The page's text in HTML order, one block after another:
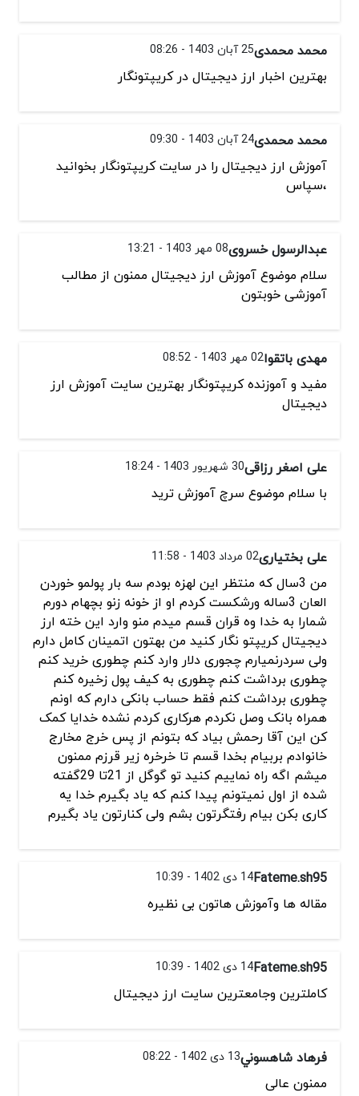
محمد محمدی25 آبان 1403 - 08:26
بهترین اخبار ارز دیجیتال در کریپتونگار
محمد محمدی24 آبان 1403 - 09:30
آموزش ارز دیجیتال را در سایت کریپتونگار بخوانید
،سپاس
عبدالرسول خسروی08 مهر 1403 - 13:21
سلام موضوع آموزش ارز دیجیتال ممنون از مطالب
آموزشی خوبتون
مهدی باتقوا02 مهر 1403 - 08:52
مفید و آموزنده کریپتونگار بهترین سایت آموزش ارز
دیجیتال
علی اصغر رزاقی30 شهریور 1403 - 18:24
با سلام موضوع سرچ آموزش ترید
علی بختیاری02 مرداد 1403 - 11:58
من 3سال که منتظر این لهزه بودم سه بار پولمو خوردن
العان 3ساله ورشکست کردم او از خونه زنو بچهام دورم
شمارا به خدا وه قران قسم میدم منو وارد این خته ارز
دیجیتال کریپتو نگار کنید من بهتون اتمینان کامل دارم
ولی سردرنمیارم چجوری دلار وارد کنم چطوری خرید کنم
چطوری برداشت کنم چطوری به کیف پول زخیره کنم
چطوری برداشت کنم فقط حساب بانکی دارم که اونم
همراه بانک وصل نکردم هرکاری کردم نشده خدایا کمک
کن این آقا رحمش بیاد که بتونم از پس خرج مخارج
خانوادم بربیام بخدا قسم تا خرخره زیر قرزم ممنون
میشم اگه راه نماییم کنید تو گوگل از 21تا 29گفته
شده از اول نمیتونم پیدا کنم که یاد بگیرم خدا یه
کاری بکن بیام رفتگرتون بشم ولی کنارتون یاد بگیرم
Fateme.sh9514 دی 1402 - 10:39
مقاله ها وآموزش هاتون بی نظیره
Fateme.sh9514 دی 1402 - 10:39
کاملترین وجامعترین سایت ارز دیجیتال
فرهاد شاهسوني13 دی 1402 - 08:22
ممنون عالی